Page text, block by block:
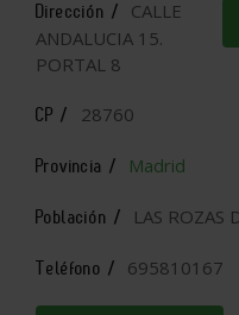
Dirección /
CALLE
ANDALUCIA 15.
PORTAL 8
CP / 28760
Provincia / Madrid
Población / LAS ROZAS
Teléfono / 695810167